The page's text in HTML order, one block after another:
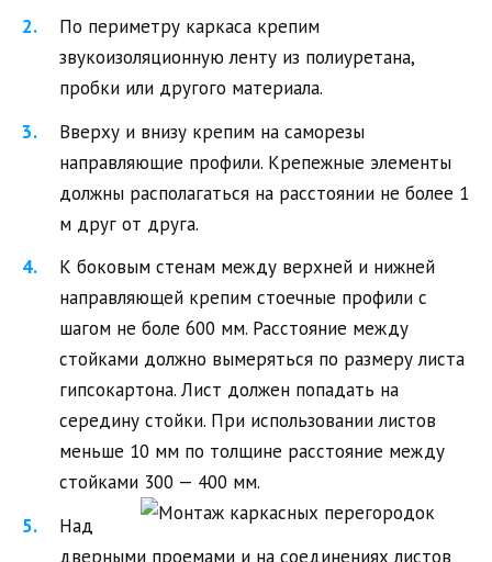
По периметру каркаса крепим
звукоизоляционную ленту из полиуретана,
пробки или другого материала.
Вверху и внизу крепим на саморезы
направляющие профили. Крепежные элементы
должны располагаться на расстоянии не более 1
м друг от друга.
К боковым стенам между верхней и нижней
направляющей крепим стоечные профили с
шагом не боле 600 мм. Расстояние между
стойками должно вымеряться по размеру листа
гипсокартона. Лист должен попадать на
середину стойки. При использовании листов
меньше 10 мм по толщине расстояние между
стойками 300 — 400 мм.
Над
дверными проемами и на соединениях листов